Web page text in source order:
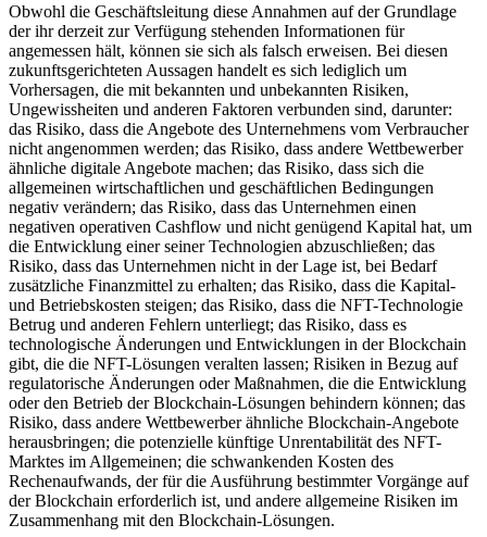
Obwohl die Geschäftsleitung diese Annahmen auf der Grundlage
der ihr derzeit zur Verfügung stehenden Informationen für
angemessen hält, können sie sich als falsch erweisen. Bei diesen
zukunftsgerichteten Aussagen handelt es sich lediglich um
Vorhersagen, die mit bekannten und unbekannten Risiken,
Ungewissheiten und anderen Faktoren verbunden sind, darunter:
das Risiko, dass die Angebote des Unternehmens vom Verbraucher
nicht angenommen werden; das Risiko, dass andere Wettbewerber
ähnliche digitale Angebote machen; das Risiko, dass sich die
allgemeinen wirtschaftlichen und geschäftlichen Bedingungen
negativ verändern; das Risiko, dass das Unternehmen einen
negativen operativen Cashflow und nicht genügend Kapital hat, um
die Entwicklung einer seiner Technologien abzuschließen; das
Risiko, dass das Unternehmen nicht in der Lage ist, bei Bedarf
zusätzliche Finanzmittel zu erhalten; das Risiko, dass die Kapital-
und Betriebskosten steigen; das Risiko, dass die NFT-Technologie
Betrug und anderen Fehlern unterliegt; das Risiko, dass es
technologische Änderungen und Entwicklungen in der Blockchain
gibt, die die NFT-Lösungen veralten lassen; Risiken in Bezug auf
regulatorische Änderungen oder Maßnahmen, die die Entwicklung
oder den Betrieb der Blockchain-Lösungen behindern können; das
Risiko, dass andere Wettbewerber ähnliche Blockchain-Angebote
herausbringen; die potenzielle künftige Unrentabilität des NFT-
Marktes im Allgemeinen; die schwankenden Kosten des
Rechenaufwands, der für die Ausführung bestimmter Vorgänge auf
der Blockchain erforderlich ist, und andere allgemeine Risiken im
Zusammenhang mit den Blockchain-Lösungen.